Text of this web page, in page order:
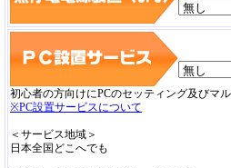
初心者の方向けにPCのセッティング及びマ
※PC設置サービスについて
＜サービス地域＞
日本全国どこへでも